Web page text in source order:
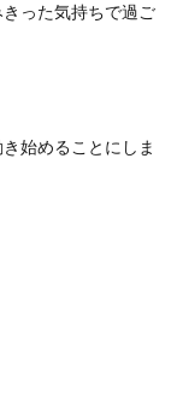
った気持ちで過ご
始めることにしま